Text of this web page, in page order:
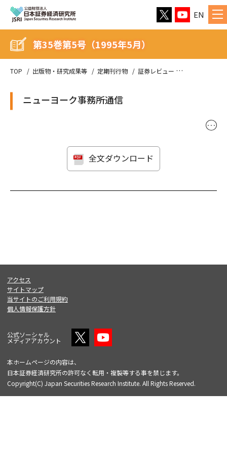
EN
TOP 出版物・研究成果等 定期刊行物 証券レビュー
第35巻第5号（1995年5月）
ニューヨーク事務所通信
･･･
全文ダウンロード
アクセス
サイトマップ
当サイトのご利用規約
個人情報保護方針
公式ソーシャル
メディアアカウント
本ホームページの内容は、
日本証券経済研究所の許可なく転用・複製等する事を禁じます。
Copyright(C) Japan Securities Research Institute. All Rights Reserved.